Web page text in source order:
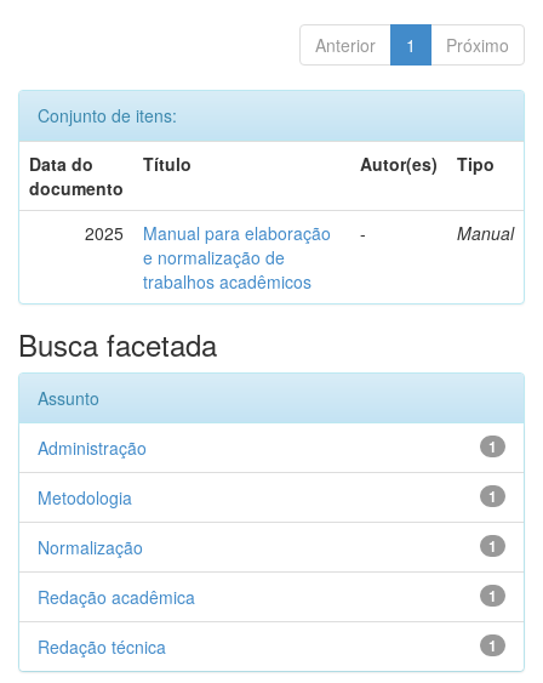
Anterior 1 Próximo
Conjunto de itens:
Data do
documento
Título Autor(es) Tipo
2025
Manual para elaboração
e normalização de
trabalhos acadêmicos
- Manual
Busca facetada
Assunto
1
Administração
1
Metodologia
1
Normalização
1
Redação acadêmica
1
Redação técnica